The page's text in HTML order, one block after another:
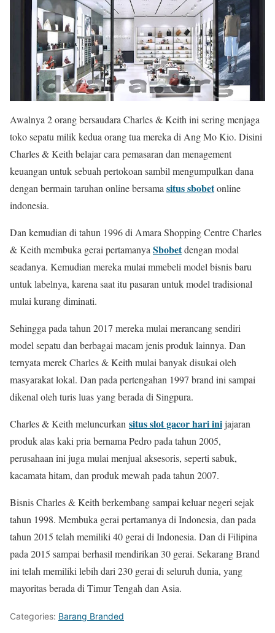
Awalnya 2 orang bersaudara Charles & Keith ini sering menjaga
toko sepatu milik kedua orang tua mereka di Ang Mo Kio. Disini
Charles & Keith belajar cara pemasaran dan menagement
keuangan untuk sebuah pertokoan sambil mengumpulkan dana
dengan bermain taruhan online bersama situs sbobetonline
indonesia.
Dan kemudian di tahun 1996 di Amara Shopping Centre Charles
& Keith membuka gerai pertamanya Sbobetdengan modal
seadanya. Kemudian mereka mulai mmebeli model bisnis baru
untuk labelnya, karena saat itu pasaran untuk model tradisional
mulai kurang diminati.
Sehingga pada tahun 2017 mereka mulai merancang sendiri
model sepatu dan berbagai macam jenis produk lainnya. Dan
ternyata merek Charles & Keith mulai banyak disukai oleh
masyarakat lokal. Dan pada pertengahan 1997 brand ini sampai
dikenal oleh turis luas yang berada di Singpura.
Charles & Keith meluncurkan situs slot gacor hari inijajaran
produk alas kaki pria bernama Pedro pada tahun 2005,
perusahaan ini juga mulai menjual aksesoris, seperti sabuk,
kacamata hitam, dan produk mewah pada tahun 2007.
Bisnis Charles & Keith berkembang sampai keluar negeri sejak
tahun 1998. Membuka gerai pertamanya di Indonesia, dan pada
tahun 2015 telah memiliki 40 gerai di Indonesia. Dan di Filipina
pada 2015 sampai berhasil mendirikan 30 gerai. Sekarang Brand
ini telah memiliki lebih dari 230 gerai di seluruh dunia, yang
mayoritas berada di Timur Tengah dan Asia.
Categories: Barang Branded